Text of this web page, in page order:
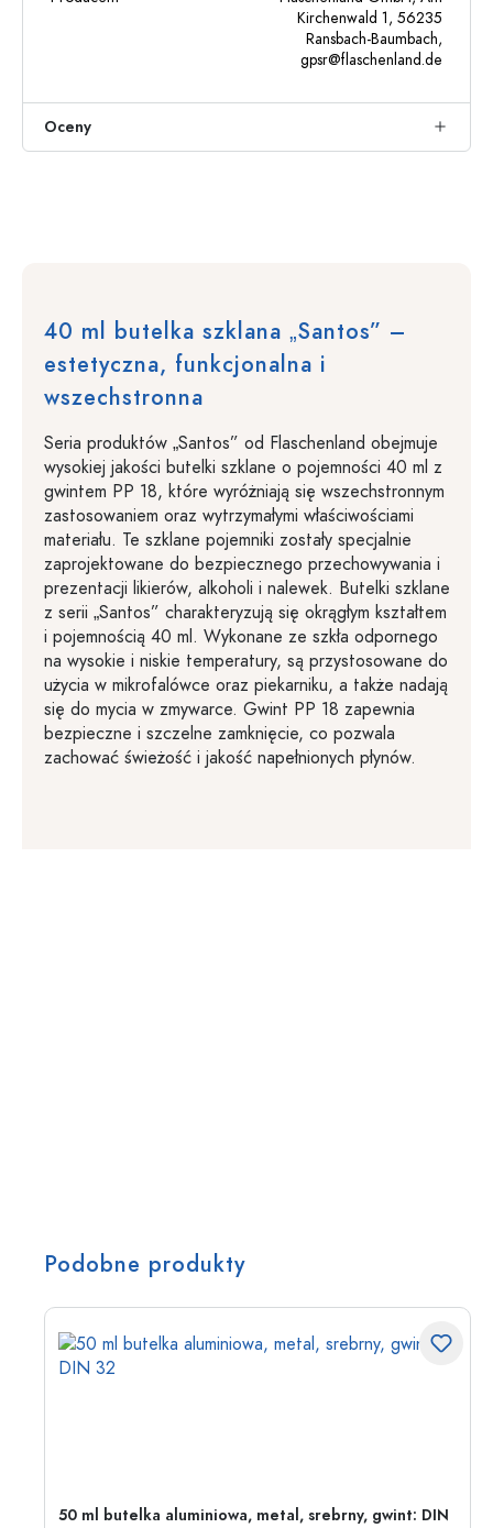
Kirchenwald 1, 56235
Ransbach-Baumbach,
gpsr@flaschenland.de
Oceny
40 ml butelka szklana „Santos” –
estetyczna, funkcjonalna i
wszechstronna
Seria produktów „Santos” od Flaschenland obejmuje
wysokiej jakości butelki szklane o pojemności 40 ml z
gwintem PP 18, które wyróżniają się wszechstronnym
zastosowaniem oraz wytrzymałymi właściwościami
materiału. Te szklane pojemniki zostały specjalnie
zaprojektowane do bezpiecznego przechowywania i
prezentacji likierów, alkoholi i nalewek. Butelki szklane
z serii „Santos” charakteryzują się okrągłym kształtem
i pojemnością 40 ml. Wykonane ze szkła odpornego
na wysokie i niskie temperatury, są przystosowane do
użycia w mikrofalówce oraz piekarniku, a także nadają
się do mycia w zmywarce. Gwint PP 18 zapewnia
bezpieczne i szczelne zamknięcie, co pozwala
zachować świeżość i jakość napełnionych płynów.
Podobne produkty
50 ml butelka aluminiowa, metal, srebrny, gwint: DIN